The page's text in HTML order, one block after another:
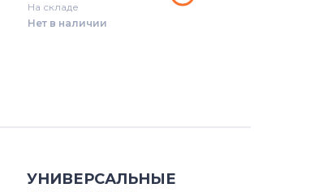
На складе
Нет в наличии
УНИВЕРСАЛЬНЫЕ